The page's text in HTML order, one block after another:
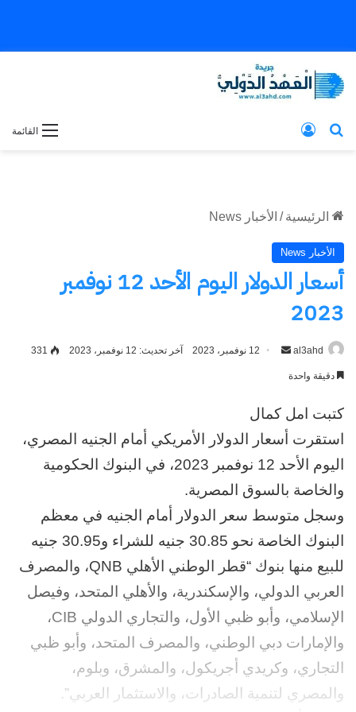
القائمة بحث عن
الرئيسية / الأخبار News
الأخبار News
أسعار الدولار اليوم الأحد 12 نوفمبر
2023
al3ahd
أرسل 12 نوفمبر، 2023 آخر تحديث: 12 نوفمبر، 2023 331
دقيقة واحدة
كتبت امل كمال
استقرت أسعار الدولار الأمريكي أمام الجنيه المصري،
اليوم الأحد 12 نوفمبر 2023، في البنوك الحكومية
والخاصة بالسوق المصرية.
وسجل متوسط سعر الدولار أمام الجنيه في معظم
البنوك الخاصة نحو 30.85 جنيه للشراء و30.95 جنيه
للبيع منها بنوك “قطر الوطني الأهلي QNB، والمصرف
العربي الدولي، والإسكندرية، والأهلي المتحد، وفيصل
الإسلامي، وأبو ظبي الأول، والتجاري الدولي CIB،
والإمارات دبي الوطني، والمصرف المتحد، وأبو ظبي
التجاري، وكريدي أجريكول، والمشرق، وبلوم،
والمصري لتنمية الصادرات، والاستثمار العربي”.